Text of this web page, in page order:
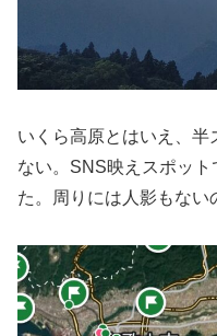
いくら高原とはいえ、半
ない。SNS映えスポッ
た。周りには人影もない